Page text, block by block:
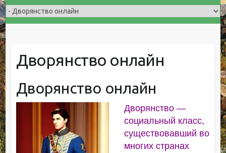
Дворянство онлайн
Дворянство онлайн
Дворянство —
социальный класс,
существовавший во
многих странах